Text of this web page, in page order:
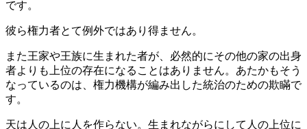
です。
彼ら権力者とて例外ではあり得ません。
また王家や王族に生まれた者が、必然的にその他の家の出身
者よりも上位の存在になることはありません。あたかもそう
なっているのは、権力機構が編み出した統治のための欺瞞で
す。
天は人の上に人を作らない。生まれながらにして人の上位に